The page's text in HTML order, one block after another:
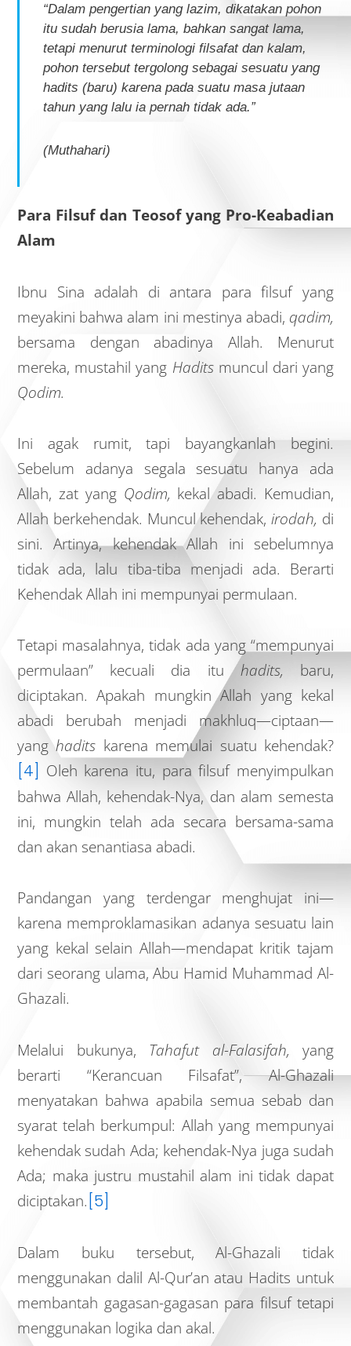
“Dalam pengertian yang lazim, dikatakan pohon
itu sudah berusia lama, bahkan sangat lama,
tetapi menurut terminologi filsafat dan kalam,
pohon tersebut tergolong sebagai sesuatu yang
hadits (baru) karena pada suatu masa jutaan
tahun yang lalu ia pernah tidak ada.”
(Muthahari)
Para Filsuf dan Teosof yang Pro-Keabadian
Alam
Ibnu Sina adalah di antara para filsuf yang
meyakini bahwa alam ini mestinya abadi, qadim,
bersama dengan abadinya Allah. Menurut
mereka, mustahil yang Hadits muncul dari yang
Qodim.
Ini agak rumit, tapi bayangkanlah begini.
Sebelum adanya segala sesuatu hanya ada
Allah, zat yang Qodim, kekal abadi. Kemudian,
Allah berkehendak. Muncul kehendak,irodah, di
sini. Artinya, kehendak Allah ini sebelumnya
tidak ada, lalu tiba-tiba menjadi ada. Berarti
Kehendak Allah ini mempunyai permulaan.
Tetapi masalahnya, tidak ada yang “mempunyai
permulaan” kecuali dia ituhadits, baru,
diciptakan. Apakah mungkin Allah yang kekal
abadi berubah menjadi makhluq—ciptaan—
yanghadits karena memulai suatu kehendak?
[4]
Oleh karena itu, para filsuf menyimpulkan
bahwa Allah, kehendak-Nya, dan alam semesta
ini, mungkin telah ada secara bersama-sama
dan akan senantiasa abadi.
Pandangan yang terdengar menghujat ini—
karena memproklamasikan adanya sesuatu lain
yang kekal selain Allah—mendapat kritik tajam
dari seorang ulama, Abu Hamid Muhammad Al-
Ghazali.
Melalui bukunya, Tahafut al-Falasifah, yang
berarti “Kerancuan Filsafat”, Al-Ghazali
menyatakan bahwa apabila semua sebab dan
syarat telah berkumpul: Allah yang mempunyai
kehendak sudah Ada; kehendak-Nya juga sudah
Ada; maka justru mustahil alam ini tidak dapat
diciptakan. [5]
Dalam buku tersebut, Al-Ghazali tidak
menggunakan dalil Al-Qur’an atau Hadits untuk
membantah gagasan-gagasan para filsuf tetapi
menggunakan logika dan akal.